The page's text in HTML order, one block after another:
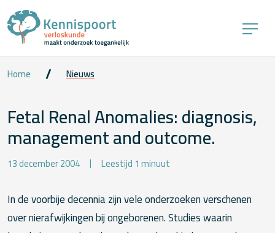
Home Nieuws
Fetal Renal Anomalies: diagnosis,
management and outcome.
13 december 2004 Leestijd 1 minuut
In de voorbije decennia zijn vele onderzoeken verschenen
over nierafwijkingen bij ongeborenen. Studies waarin